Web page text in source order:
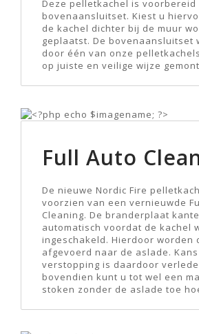
Deze pelletkachel is voorbereid
bovenaansluitset. Kiest u
de kachel dichter bij de muur
geplaatst. De bovenaansluitset
door één van onze
op juiste en veilige wijze
Full Auto
De nieuwe Nordic Fire
voorzien van een vernieuwde
Cleaning. De branderplaat
automatisch voordat de kachel
ingeschakeld. Hierdoor worden
afgevoerd naar de aslade.
verstopping is daardoor
bovendien kunt u tot wel een
stoken zonder de aslade toe